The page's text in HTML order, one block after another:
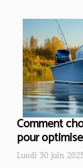
Comment
pour
Lundi 30 juin